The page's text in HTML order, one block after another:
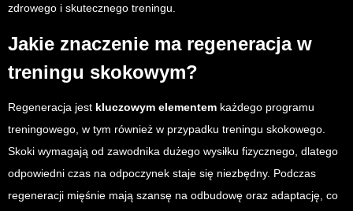
zdrowego i skutecznego treningu.
Jakie znaczenie ma regeneracja w
treningu skokowym?
Regeneracja jest kluczowym elementem każdego programu
treningowego, w tym również w przypadku treningu skokowego.
Skoki wymagają od zawodnika dużego wysiłku fizycznego, dlatego
odpowiedni czas na odpoczynek staje się niezbędny. Podczas
regeneracji mięśnie mają szansę na odbudowę oraz adaptację, co